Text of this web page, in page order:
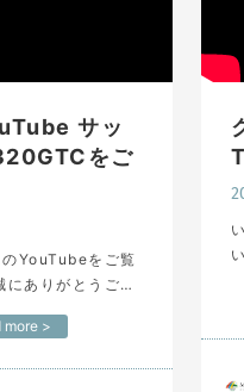
サッ
をご
YouTubeをご覧
ありがとうござ
ボートフェア
more >